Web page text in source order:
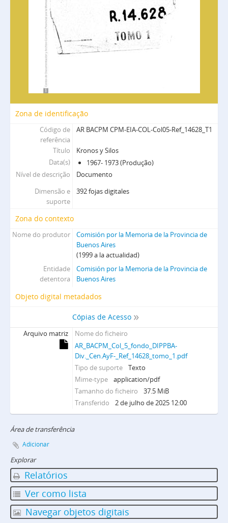
Zona de identificação
Código de
referência
AR BACPM CPM-EIA-COL-Col05-Ref_14628_T1
Título
Kronos y Silos
Data(s)
1967- 1973 (Produção)
Nível de descrição
Documento
Dimensão e
suporte
392 fojas digitales
Zona do contexto
Nome do produtor
Comisión por la Memoria de la Provincia de
Buenos Aires
(1999 a la actualidad)
Entidade
detentora
Comisión por la Memoria de la Provincia de
Buenos Aires
Objeto digital metadados
Cópias de Acesso
Arquivo matriz
Nome do ficheiro
AR_BACPM_Col_5_fondo_DIPPBA-
Div._Cen.AyF-_Ref_14628_tomo_1.pdf
Tipo de suporte
Texto
Mime-type
application/pdf
Tamanho do ficheiro
37.5 MiB
Transferido
2 de julho de 2025 12:00
Área de transferência
Adicionar
Explorar
Relatórios
Ver como lista
Navegar objetos digitais